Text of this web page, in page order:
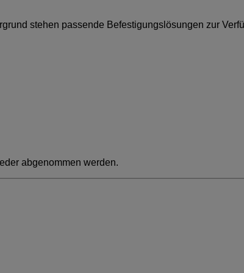
stehen passende Befestigungslösungen zur
abgenommen werden.